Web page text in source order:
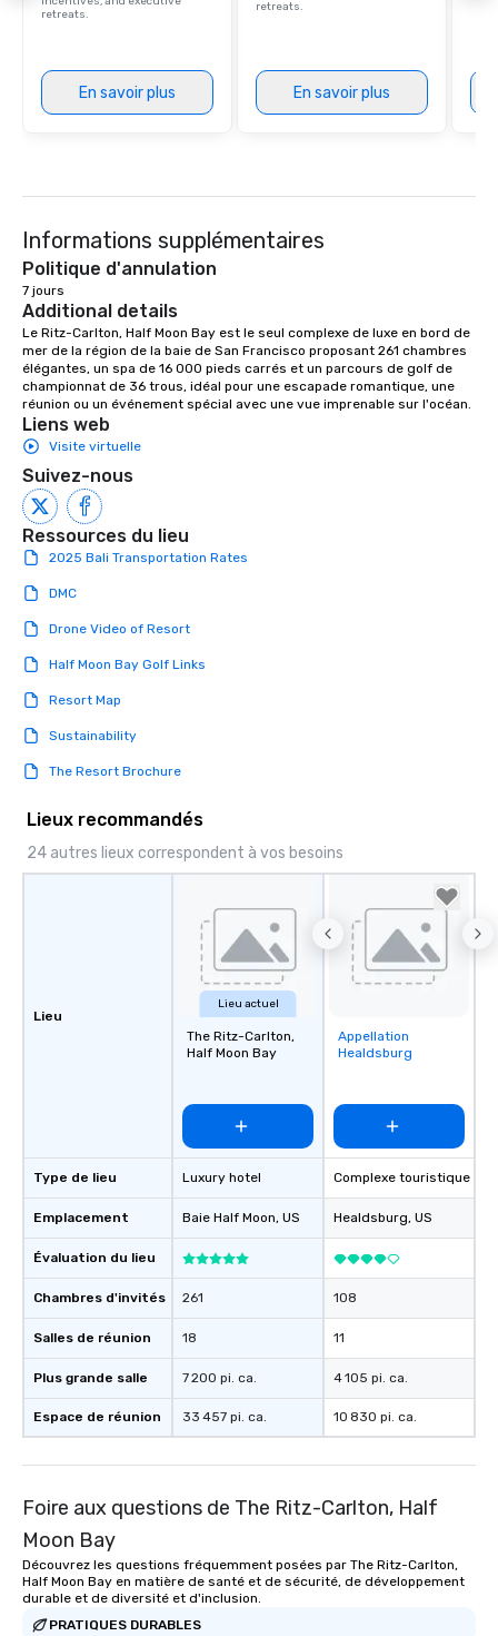
retreats.
En savoir plus
retreats.
En savoir plus
Informations supplémentaires
Politique d'annulation
7 jours
Additional details
Le Ritz-Carlton, Half Moon Bay est le seul complexe de luxe en bord de
mer de la région de la baie de San Francisco proposant 261 chambres
élégantes, un spa de 16 000 pieds carrés et un parcours de golf de
championnat de 36 trous, idéal pour une escapade romantique, une
réunion ou un événement spécial avec une vue imprenable sur l'océan.
Liens web
Visite virtuelle
Suivez-nous
Ressources du lieu
2025 Bali Transportation Rates
DMC
Drone Video of Resort
Half Moon Bay Golf Links
Resort Map
Sustainability
The Resort Brochure
Lieux recommandés
24 autres lieux correspondent à vos besoins
Lieu
Type de lieu
Emplacement
Évaluation du lieu
Chambres d'invités
Salles de réunion
Plus grande salle
Espace de réunion
Lieu actuel
The Ritz-Carlton,
Half Moon Bay
Luxury hotel
Baie Half Moon, US
261
18
7 200 pi. ca.
33 457 pi. ca.
Removed from
favorites
Appellation
Healdsburg
Complexe touristique
Healdsburg, US
108
11
4 105 pi. ca.
10 830 pi. ca.
Foire aux questions de The Ritz-Carlton, Half
Moon Bay
Découvrez les questions fréquemment posées par The Ritz-Carlton,
Half Moon Bay en matière de santé et de sécurité, de développement
durable et de diversité et d'inclusion.
PRATIQUES DURABLES